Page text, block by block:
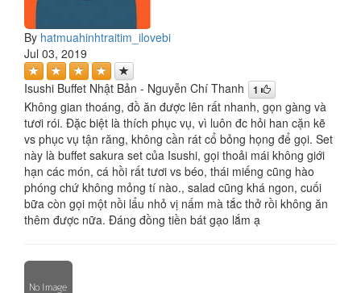
By hatmuahinhtraitim_ilovebi
Jul 03, 2019
Isushi Buffet Nhật Bản - Nguyễn Chí Thanh 1
Không gian thoáng, đồ ăn được lên rất nhanh, gọn gàng và
tươi rói. Đặc biệt là thích phục vụ, vì luôn đc hỏi han cặn kẽ
vs phục vụ tận răng, không cần rát cổ bỏng họng để gọi. Set
này là buffet sakura set của Isushi, gọi thoải mái không giới
hạn các món, cá hồi rất tươi vs béo, thái miếng cũng hào
phóng chứ không mỏng tí nào., salad cũng khá ngon, cuối
bữa còn gọi một nồi lẩu nhỏ vị nấm mà tắc thở rồi không ăn
thêm được nữa. Đáng đồng tiền bát gạo lắm ạ